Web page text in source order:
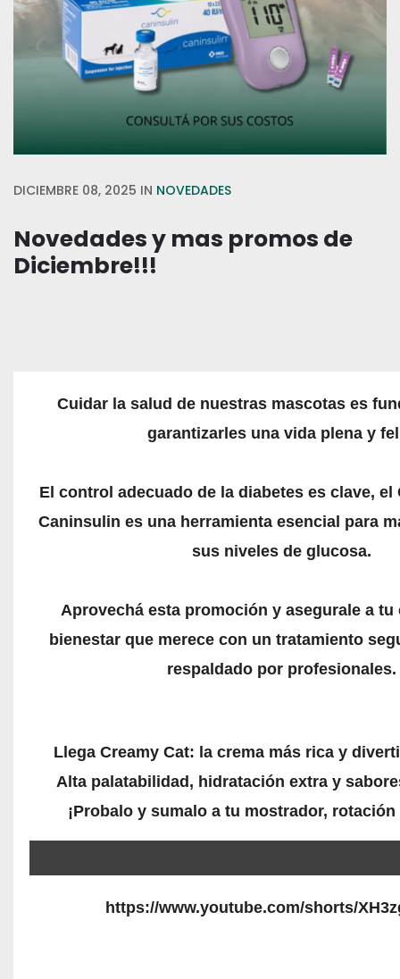
DICIEMBRE 08, 2025 IN NOVEDADES
Novedades y mas promos de
Diciembre!!!
Cuidar la salud de nuestras mascotas es
garantizarles una vida plena y
El control adecuado de la diabetes es clave, el
Caninsulin es una herramienta esencial para
sus niveles de glucosa.
Aprovechá esta promoción y asegurale a tu
bienestar que merece con un tratamiento
respaldado por profesionales.
Llega Creamy Cat: la crema más rica y
Alta palatabilidad, hidratación extra y
¡Probalo y sumalo a tu mostrador,
https://www.youtube.com/shorts/